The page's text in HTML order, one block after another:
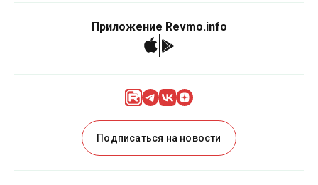
Подписаться на новости
Приложение Revmo.info